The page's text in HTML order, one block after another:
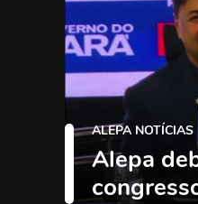
ALEPA NOTÍCIAS
Alepa